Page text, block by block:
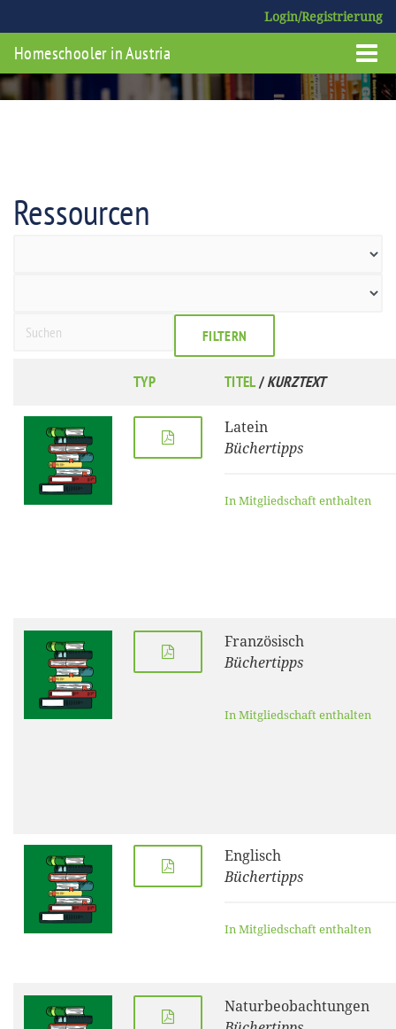
Login/Registrierung
Homeschooler in Austria
Ressourcen
FILTERN
TYP TITEL/KURZTEXT
Latein
Büchertipps
In Mitgliedschaft enthalten
Französisch
Büchertipps
In Mitgliedschaft enthalten
Englisch
Büchertipps
In Mitgliedschaft enthalten
Naturbeobachtungen